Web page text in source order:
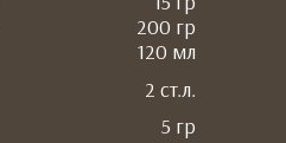
200 гр
120 мл
2 ст.л.
5 гр